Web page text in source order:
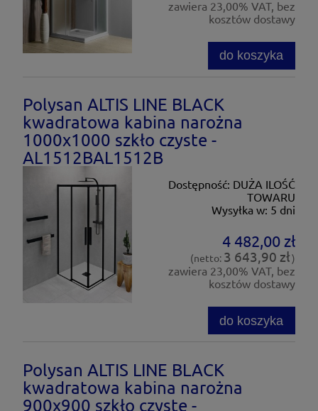
zawiera 23,00% VAT, bez
kosztów dostawy
do koszyka
Polysan ALTIS LINE BLACK
kwadratowa kabina narożna
1000x1000 szkło czyste -
AL1512BAL1512B
Dostępność: DUŻA ILOŚĆ
TOWARU
Wysyłka w: 5 dni
4 482,00 zł
(netto: 3 643,90 zł)
zawiera 23,00% VAT, bez
kosztów dostawy
do koszyka
Polysan ALTIS LINE BLACK
kwadratowa kabina narożna
900x900 szkło czyste -